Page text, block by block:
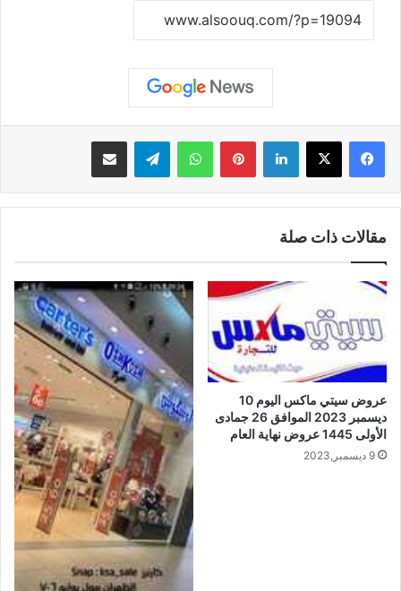
لينكدإن بينتيريستواتساب تيلقرام مشاركة عبر البريد
مقالات ذات صلة
عروض سيتي ماكس اليوم 10
ديسمبر 2023 الموافق 26 جمادى
الأولى 1445 عروض نهاية العام
9 ديسمبر,2023